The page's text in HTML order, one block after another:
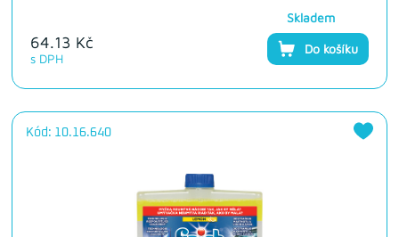
64.13 Kč
s DPH
Skladem
Do košíku
Kód: 10.16.640